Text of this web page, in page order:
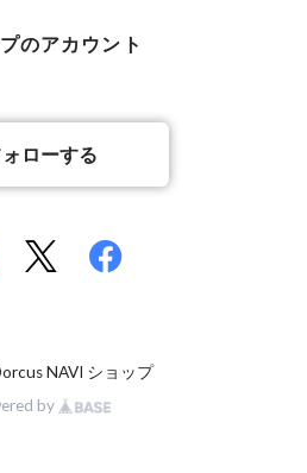
のアカウント
ローする
NAVI ショップ
by